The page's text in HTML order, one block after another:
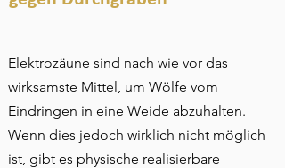
Elektrozäune sind nach wie vor das
wirksamste Mittel, um Wölfe vom
Eindringen in eine Weide abzuhalten.
Wenn dies jedoch wirklich nicht möglich
ist, gibt es physische realisierbare